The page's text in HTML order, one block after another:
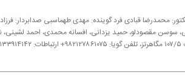
محمدرضا قبادی فرد گوینده: مهدی طهماسبی صدابردار:
سوسن مقصودلو، حمید یزدانی، افسانه محمدی، احمد